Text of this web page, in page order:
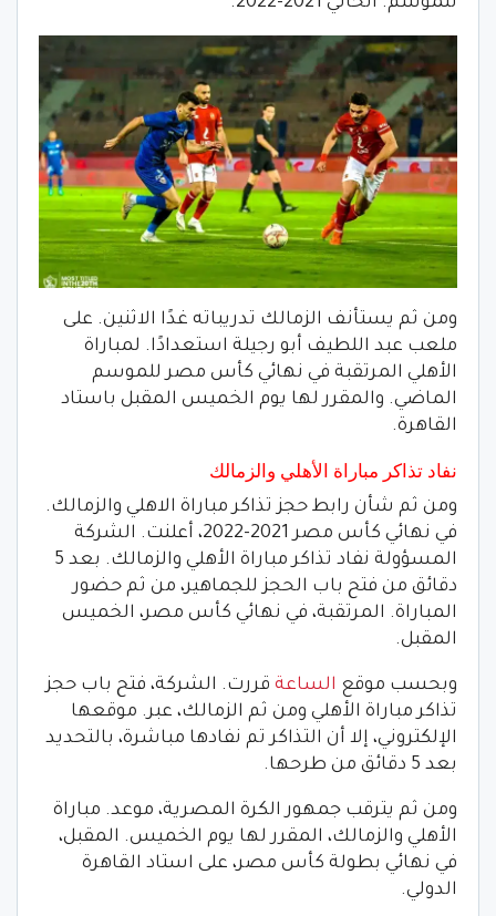
ومن ثم يستأنف الزمالك تدريباته غدًا الاثنين. على
ملعب عبد اللطيف أبو رجيلة استعدادًا. لمباراة
الأهلي المرتقبة في نهائي كأس مصر للموسم
الماضي. والمقرر لها يوم الخميس المقبل باستاد
القاهرة.
نفاد تذاكر مباراة الأهلي والزمالك
ومن ثم شأن رابط حجز تذاكر مباراة الاهلي والزمالك.
في نهائي كأس مصر 2021-2022، أعلنت. الشركة
المسؤولة نفاد تذاكر مباراة الأهلي والزمالك. بعد 5
دقائق من فتح باب الحجز للجماهير، من ثم حضور
المباراة. المرتقبة، في نهائي كأس مصر، الخميس
المقبل.
وبحسب موقع الساعة قررت. الشركة، فتح باب حجز
تذاكر مباراة الأهلي ومن ثم الزمالك، عبر. موقعها
الإلكتروني، إلا أن التذاكر تم نفادها مباشرة، بالتحديد
بعد 5 دقائق من طرحها.
ومن ثم يترقب جمهور الكرة المصرية، موعد. مباراة
الأهلي والزمالك، المقرر لها يوم الخميس. المقبل،
في نهائي بطولة كأس مصر، على استاد القاهرة
الدولي.